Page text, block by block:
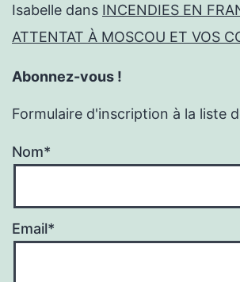
Isabelle dans INCENDIES EN
ATTENTAT À MOSCOU ET VOS
Abonnez-vous !
Formulaire d'inscription à la liste
Nom*
Email*